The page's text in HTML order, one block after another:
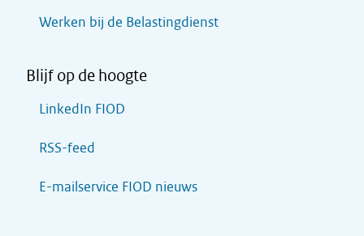
Werken bij de Belastingdienst
Blijf op de hoogte
LinkedIn FIOD
RSS-feed
E-mailservice FIOD nieuws